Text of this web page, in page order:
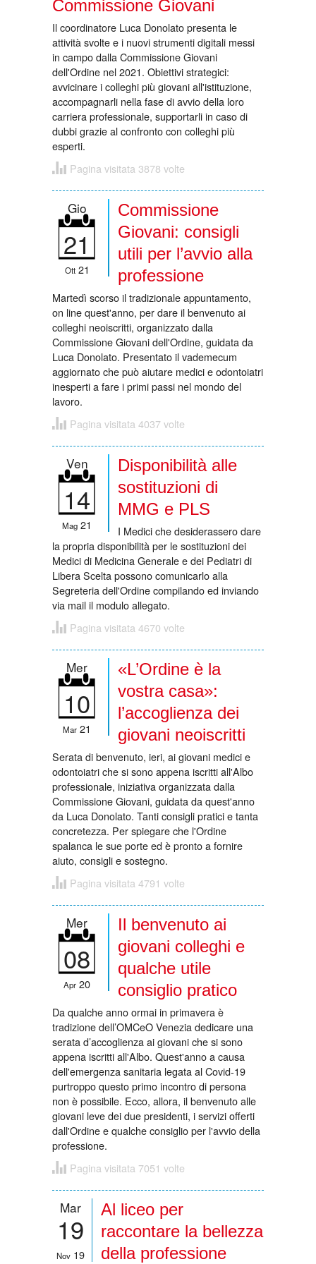
Commissione Giovani
Il coordinatore Luca Donolato presenta le
attività svolte e i nuovi strumenti digitali messi
in campo dalla Commissione Giovani
dell'Ordine nel 2021. Obiettivi strategici:
avvicinare i colleghi più giovani all'istituzione,
accompagnarli nella fase di avvio della loro
carriera professionale, supportarli in caso di
dubbi grazie al confronto con colleghi più
esperti.
Pagina visitata 3878 volte
Gio
21
Ott 21
Commissione
Giovani: consigli
utili per l’avvio alla
professione
Martedì scorso il tradizionale appuntamento,
on line quest'anno, per dare il benvenuto ai
colleghi neoiscritti, organizzato dalla
Commissione Giovani dell'Ordine, guidata da
Luca Donolato. Presentato il vademecum
aggiornato che può aiutare medici e odontoiatri
inesperti a fare i primi passi nel mondo del
lavoro.
Pagina visitata 4037 volte
Ven
14
Mag 21
Disponibilità alle
sostituzioni di
MMG e PLS
I Medici che desiderassero dare
la propria disponibilità per le sostituzioni dei
Medici di Medicina Generale e dei Pediatri di
Libera Scelta possono comunicarlo alla
Segreteria dell'Ordine compilando ed inviando
via mail il modulo allegato.
Pagina visitata 4670 volte
Mer
10
Mar 21
«L’Ordine è la
vostra casa»:
l’accoglienza dei
giovani neoiscritti
Serata di benvenuto, ieri, ai giovani medici e
odontoiatri che si sono appena iscritti all'Albo
professionale, iniziativa organizzata dalla
Commissione Giovani, guidata da quest'anno
da Luca Donolato. Tanti consigli pratici e tanta
concretezza. Per spiegare che l'Ordine
spalanca le sue porte ed è pronto a fornire
aiuto, consigli e sostegno.
Pagina visitata 4791 volte
Mer
08
Apr 20
Il benvenuto ai
giovani colleghi e
qualche utile
consiglio pratico
Da qualche anno ormai in primavera è
tradizione dell’OMCeO Venezia dedicare una
serata d’accoglienza ai giovani che si sono
appena iscritti all'Albo. Quest'anno a causa
dell'emergenza sanitaria legata al Covid-19
purtroppo questo primo incontro di persona
non è possibile. Ecco, allora, il benvenuto alle
giovani leve dei due presidenti, i servizi offerti
dall'Ordine e qualche consiglio per l'avvio della
professione.
Pagina visitata 7051 volte
Mar
19
Nov 19
Al liceo per
raccontare la bellezza
della professione